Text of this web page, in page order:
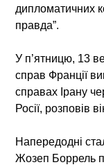
дипломатичних
правда”.
У п’ятницю, 13
справ Франції
справах Ірану
Росії, розповів
Напередодні
Жозеп Боррель